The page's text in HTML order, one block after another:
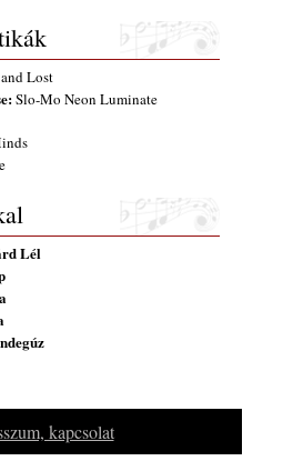
főszerkesztő-
Attila
rock albumok 1981-
– Mizar (2008.
(XI. évfolyam - 8. rész)
Lászlóval
Gábor és 54 éves
Lost
Slo-Mo Neon Luminate
Lél
kapcsolat